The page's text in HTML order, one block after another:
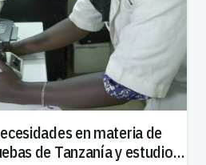
en materia de
de Tanzanía y estudio